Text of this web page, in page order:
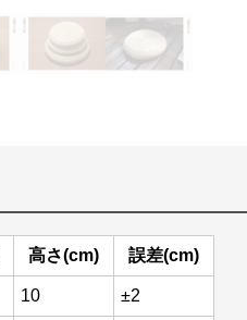
高さ(cm) 誤差(cm)
10 ±2